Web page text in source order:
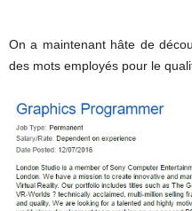
On a maintenant hâte de
des mots employés pour le